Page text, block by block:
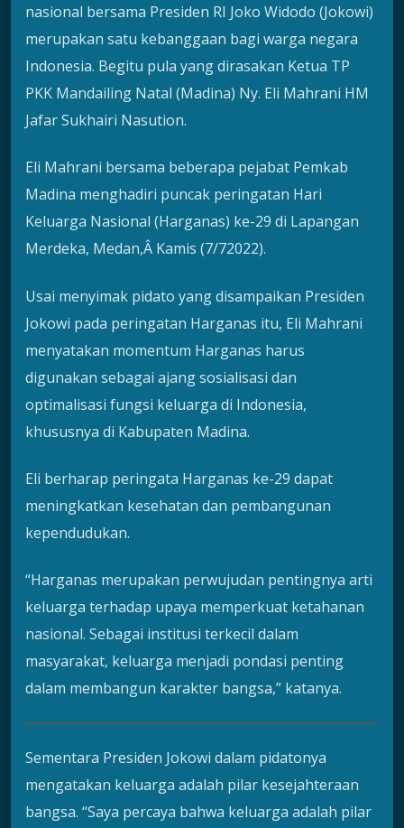
nasional bersama Presiden RI Joko Widodo (Jokowi)
merupakan satu kebanggaan bagi warga negara
Indonesia. Begitu pula yang dirasakan Ketua TP
PKK Mandailing Natal (Madina) Ny. Eli Mahrani HM
Jafar Sukhairi Nasution.
Eli Mahrani bersama beberapa pejabat Pemkab
Madina menghadiri puncak peringatan Hari
Keluarga Nasional (Harganas) ke-29 di Lapangan
Merdeka, Medan,Â Kamis (7/72022).
Usai menyimak pidato yang disampaikan Presiden
Jokowi pada peringatan Harganas itu, Eli Mahrani
menyatakan momentum Harganas harus
digunakan sebagai ajang sosialisasi dan
optimalisasi fungsi keluarga di Indonesia,
khususnya di Kabupaten Madina.
Eli berharap peringata Harganas ke-29 dapat
meningkatkan kesehatan dan pembangunan
kependudukan.
“Harganas merupakan perwujudan pentingnya arti
keluarga terhadap upaya memperkuat ketahanan
nasional. Sebagai institusi terkecil dalam
masyarakat, keluarga menjadi pondasi penting
dalam membangun karakter bangsa,” katanya.
Sementara Presiden Jokowi dalam pidatonya
mengatakan keluarga adalah pilar kesejahteraan
bangsa. “Saya percaya bahwa keluarga adalah pilar